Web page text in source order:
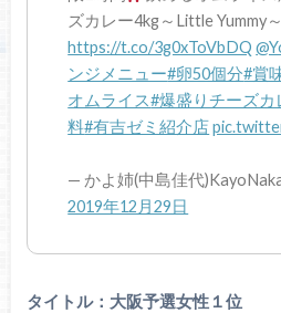
ズカレー4kg～Little Yummy
https://t.co/3g0xToVbDQ
ンジメニュー#卵50個分#賞
オムライス#爆盛りチーズカ
料#有吉ゼミ紹介店
— かよ姉(中島佳代
2019年12月29日
タイトル：大阪予選女性１位